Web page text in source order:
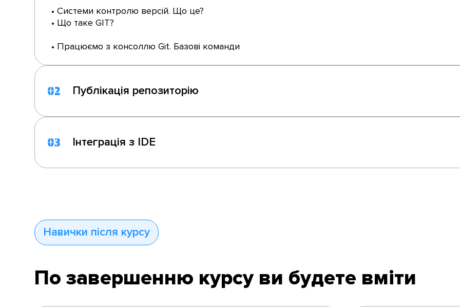
• Системи контролю версій. Що це?
• Що таке GIT?
• Працюємо з консоллю Git. Базові команди
02 Публікація репозиторію
03 Інтеграція з IDE
Навички після курсу
По завершенню курсу ви будете вміти